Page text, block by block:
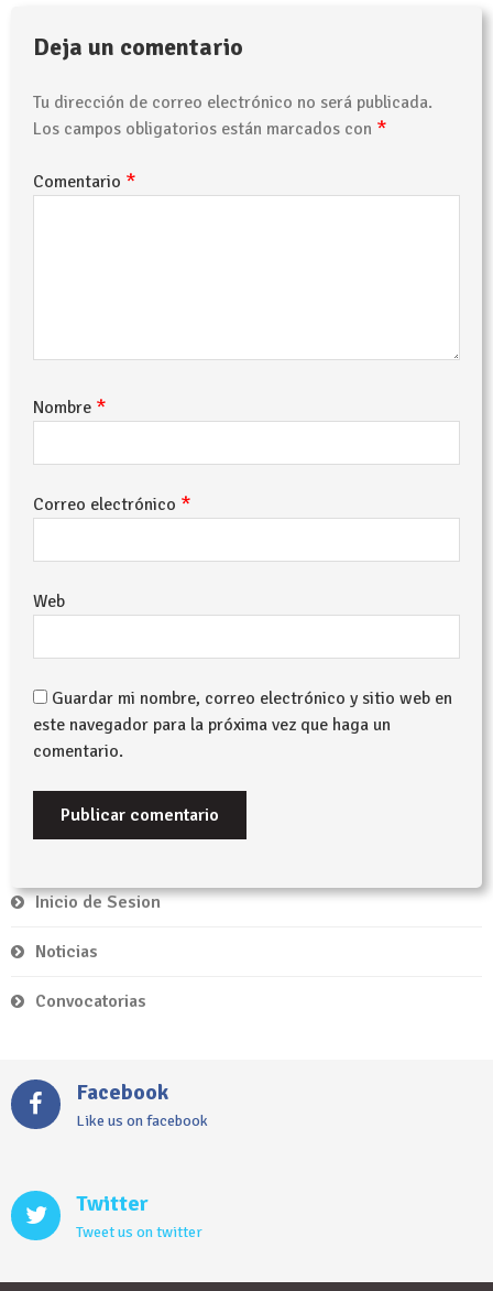
Deja un comentario
Tu dirección de correo electrónico no será publicada.
Los campos obligatorios están marcados con *
Comentario *
Nombre *
Correo electrónico *
Web
Guardar mi nombre, correo electrónico y sitio web en
este navegador para la próxima vez que haga un
comentario.
Inicio de Sesion
Noticias
Convocatorias
Facebook
Like us on facebook
Twitter
Tweet us on twitter